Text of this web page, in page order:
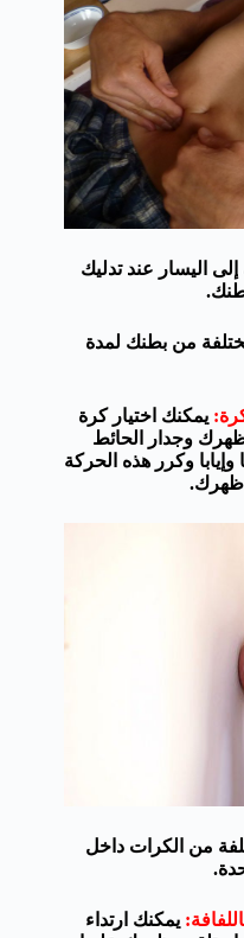
اليسار عند تدليك
من بطنك لمدة
يمكنك اختيار كرة
وجدار الحائط
وكرر هذه الحركة
ظهرك.
من الكرات داخل
يمكنك ارتداء